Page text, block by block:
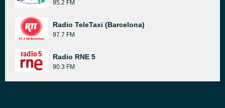
95.2 FM
Radio TeleTaxi (Barcelona)
97.7 FM
Radio RNE 5
90.3 FM